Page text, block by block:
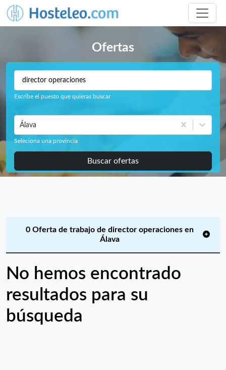
Ofertas
Escribe el puesto que quieras buscar
Álava
Seleciona una provincia
Buscar ofertas
0 Oferta de trabajo de director operaciones en
Álava
No hemos encontrado
resultados para su
búsqueda